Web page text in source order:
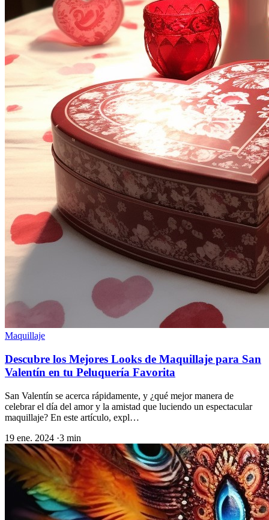
Maquillaje
Descubre los Mejores Looks de Maquillaje para San
Valentín en tu Peluquería Favorita
San Valentín se acerca rápidamente, y ¿qué mejor manera de
celebrar el día del amor y la amistad que luciendo un espectacular
maquillaje? En este artículo, expl…
19 ene. 2024 ·3 min